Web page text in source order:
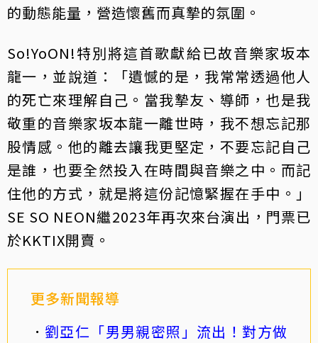
的動態能量，營造懷舊而真摯的氛圍。
So!YoON!特別將這首歌獻給已故音樂家坂本
龍一，並說道：「遺憾的是，我常常透過他人
的死亡來理解自己。當我摯友、導師，也是我
敬重的音樂家坂本龍一離世時，我不想忘記那
股情感。他的離去讓我更堅定，不要忘記自己
是誰，也要全然投入在時間與音樂之中。而記
住他的方式，就是將這份記憶緊握在手中。」
SE SO NEON繼2023年再次來台演出，門票已
於KKTIX開賣。
更多新聞報導
劉亞仁「男男親密照」流出！對方做